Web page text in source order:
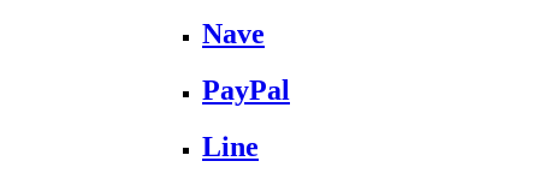
Nave
PayPal
Line